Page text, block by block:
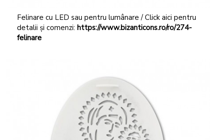
Felinare cu LED sau pentru lumânare / Click aici pentru
detalii și comenzi: https://www.bizanticons.ro/ro/274-
felinare